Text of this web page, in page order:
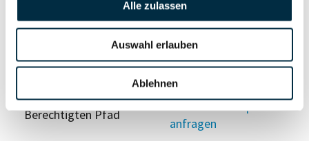
Alle zulassen
Auswahl erlauben
Ablehnen
Unternehmensnetzwerk
Unternehmensprofil
anfragen
Wirtschaftlich
Berechtigten Pfad
anfragen